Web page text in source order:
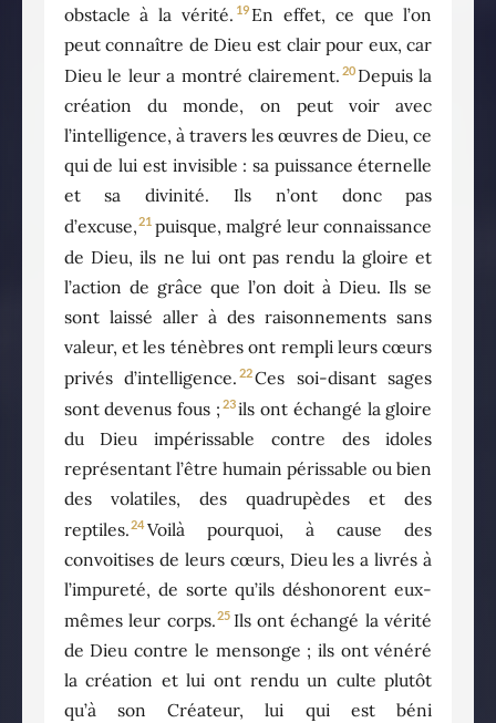
obstacle à la vérité. 19 En effet, ce que l’on
peut connaître de Dieu est clair pour eux, car
Dieu le leur a montré clairement. 20 Depuis la
création du monde, on peut voir avec
l’intelligence, à travers les œuvres de Dieu, ce
qui de lui est invisible : sa puissance éternelle
et sa divinité. Ils n’ont donc pas
d’excuse,21 puisque, malgré leur connaissance
de Dieu, ils ne lui ont pas rendu la gloire et
l’action de grâce que l’on doit à Dieu. Ils se
sont laissé aller à des raisonnements sans
valeur, et les ténèbres ont rempli leurs cœurs
privés d’intelligence. 22Ces soi-disant sages
sont devenus fous ; 23ils ont échangé la gloire
du Dieu impérissable contre des idoles
représentant l’être humain périssable ou bien
des volatiles, des quadrupèdes et des
reptiles.24 Voilà pourquoi, à cause des
convoitises de leurs cœurs, Dieu les a livrés à
l’impureté, de sorte qu’ils déshonorent eux-
mêmes leur corps.25 Ils ont échangé la vérité
de Dieu contre le mensonge ; ils ont vénéré
la création et lui ont rendu un culte plutôt
qu’à son Créateur, lui qui est béni